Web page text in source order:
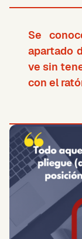
Se
apartado
ve sin
con el